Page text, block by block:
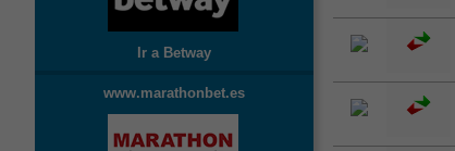
Ir a Betway
www.marathonbet.es